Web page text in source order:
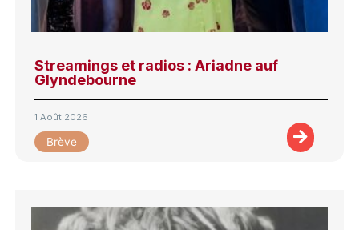
Streamings et radios : Ariadne auf
Glyndebourne
1 Août 2026
Brève